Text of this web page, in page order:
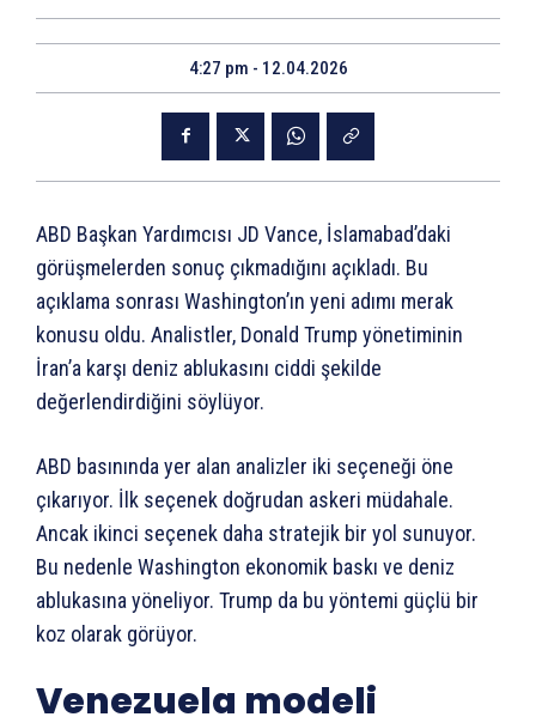
4:27 pm - 12.04.2026
ABD Başkan Yardımcısı JD Vance, İslamabad’daki
görüşmelerden sonuç çıkmadığını açıkladı. Bu
açıklama sonrası Washington’ın yeni adımı merak
konusu oldu. Analistler, Donald Trump yönetiminin
İran’a karşı deniz ablukasını ciddi şekilde
değerlendirdiğini söylüyor.
ABD basınında yer alan analizler iki seçeneği öne
çıkarıyor. İlk seçenek doğrudan askeri müdahale.
Ancak ikinci seçenek daha stratejik bir yol sunuyor.
Bu nedenle Washington ekonomik baskı ve deniz
ablukasına yöneliyor. Trump da bu yöntemi güçlü bir
koz olarak görüyor.
Venezuela modeli